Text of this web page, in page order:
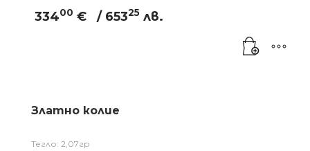
33400 € / 65325 лв.
Златно колие
Тегло: 2,07гр